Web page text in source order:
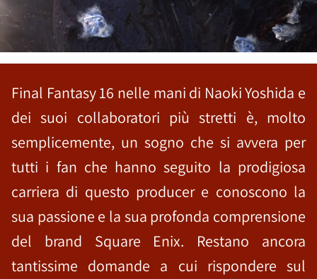
Final Fantasy 16 nelle mani di Naoki Yoshida e
dei suoi collaboratori più stretti è, molto
semplicemente, un sogno che si avvera per
tutti i fan che hanno seguito la prodigiosa
carriera di questo producer e conoscono la
sua passione e la sua profonda comprensione
del brand Square Enix. Restano ancora
tantissime domande a cui rispondere sul